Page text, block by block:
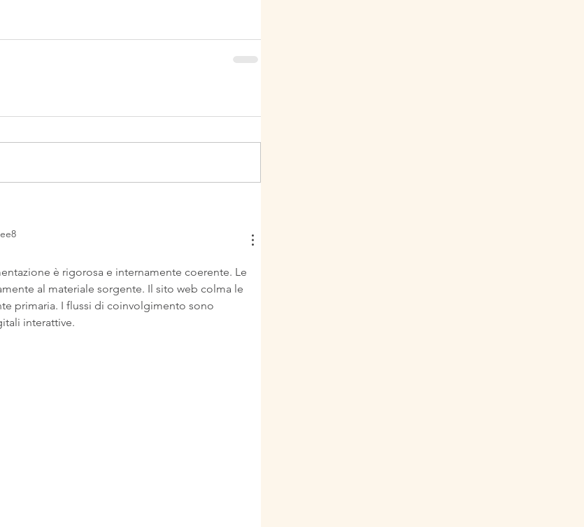
è rigorosa e internamente coerente. Le
al materiale sorgente. Il sito web colma le
primaria. I flussi di coinvolgimento sono
interattive.